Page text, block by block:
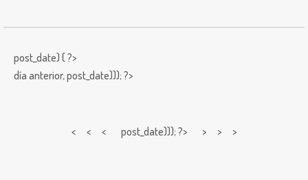
post_date) { ?>
día anterior,post_date))); ?>
< < < post_date))); ?> > > >